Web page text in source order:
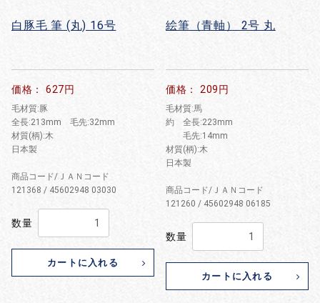
白豚毛 筆 (丸) 16号
価格： 627円
毛材質:豚
全長:213mm 毛先:32mm
材質(柄):木
日本製
商品コード/ＪＡＮコード
121368 / 45602948 03030
数量
カートに入れる
絵筆（青軸） 2号 丸
価格： 209円
毛材質:馬
約 全長:223mm
毛先:14mm
材質(柄):木
日本製
商品コード/ＪＡＮコード
121260 / 45602948 06185
数量
カートに入れる